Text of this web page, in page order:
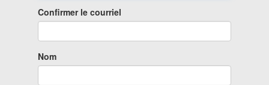
Confirmer le courriel
Nom